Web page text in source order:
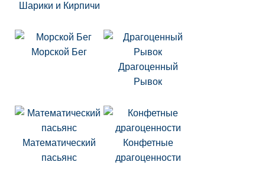
Шарики и Кирпичи
Морской Бег
Драгоценный
Рывок
Математический
пасьянс
Конфетные
драгоценности